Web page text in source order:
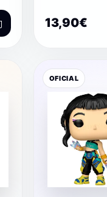
13,90€
OFICIAL